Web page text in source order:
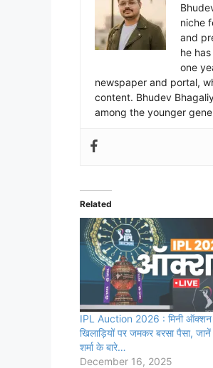
niche
and
he
one
newspaper and portal,
content. Bhudev
among the younger
Related
IPL Auction 2026 : मिनी
खिलाड़ियों पर जमकर बरसा पैसा, जानें
शर्मा के बारे…
December 16, 2025